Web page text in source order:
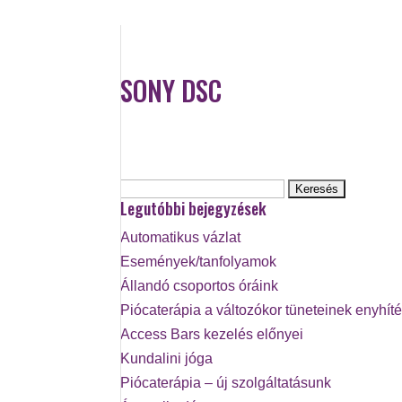
SONY DSC
Legutóbbi bejegyzések
Automatikus vázlat
Események/tanfolyamok
Állandó csoportos óráink
Piócaterápia a változókor tüneteinek
Access Bars kezelés előnyei
Kundalini jóga
Piócaterápia – új szolgáltatásunk